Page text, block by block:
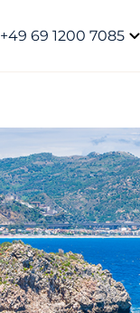
+49 69 1200 7085